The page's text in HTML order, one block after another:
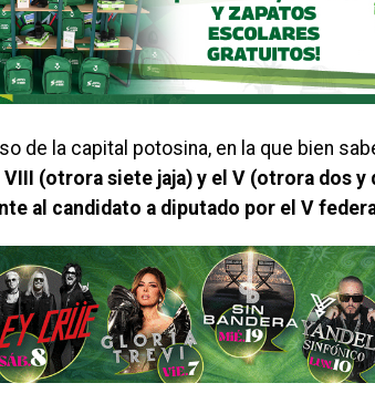
de la capital potosina, en la que bien
(otrora siete jaja) y el V (otrora dos y
al candidato a diputado por el V